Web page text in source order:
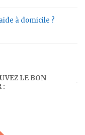
à domicile ?
LE BON
: